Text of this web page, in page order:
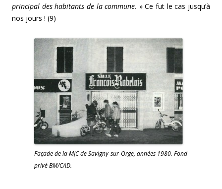
principal des habitants de la commune. » Ce fut le cas jusqu’à
nos jours ! (9)
Façade de la MJC de Savigny-sur-Orge, années 1980. Fond
privé BM/CAD.